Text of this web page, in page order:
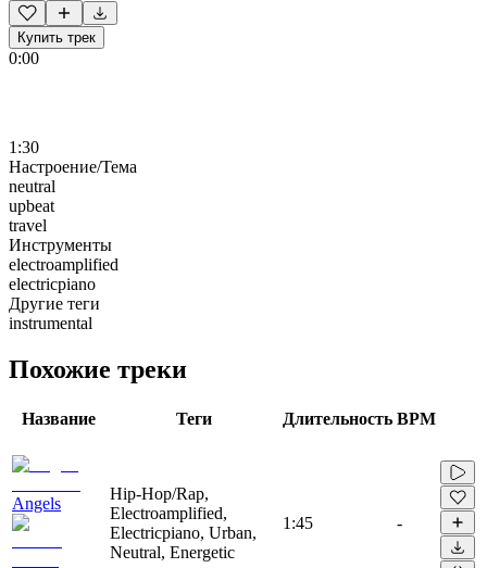
Купить трек
0:00
1:30
Настроение/Тема
neutral
upbeat
travel
Инструменты
electroamplified
electricpiano
Другие теги
instrumental
Похожие треки
Название Теги Длительность BPM
Angels
Hip-Hop/Rap,
Electroamplified,
Electricpiano, Urban,
Neutral, Energetic
1:45 -